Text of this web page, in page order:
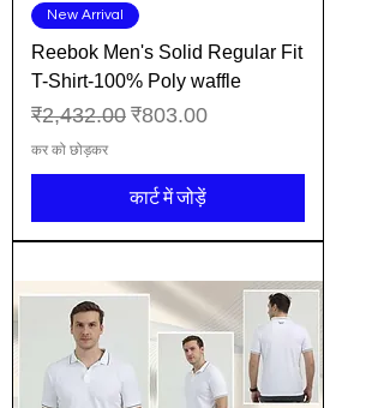
New Arrival
Reebok Men's Solid Regular Fit
T-Shirt-100% Poly waffle
नियमित मूल्य
₹2,432.00 बिक्री मूल्य
₹803.00
कर को छोड़कर
कार्ट में जोड़ें